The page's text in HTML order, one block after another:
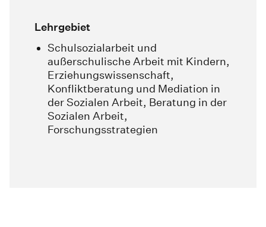
Lehrgebiet
Schulsozialarbeit und
außerschulische Arbeit mit Kindern,
Erziehungswissenschaft,
Konfliktberatung und Mediation in
der Sozialen Arbeit, Beratung in der
Sozialen Arbeit,
Forschungsstrategien